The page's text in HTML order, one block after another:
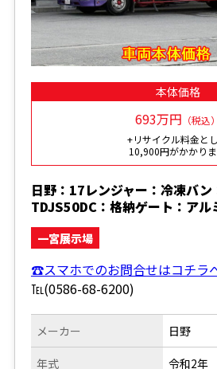
本体価格
693万円 （税込）
+リサイクル料金と
10,900円がかかり
日野：17レンジャー：冷凍バ
TDJS50DC：格納ゲート：アル
一宮展示場
☎スマホでのお問合せはコチラ
℡(0586-68-6200)
メーカー
年式
日野
令和2年